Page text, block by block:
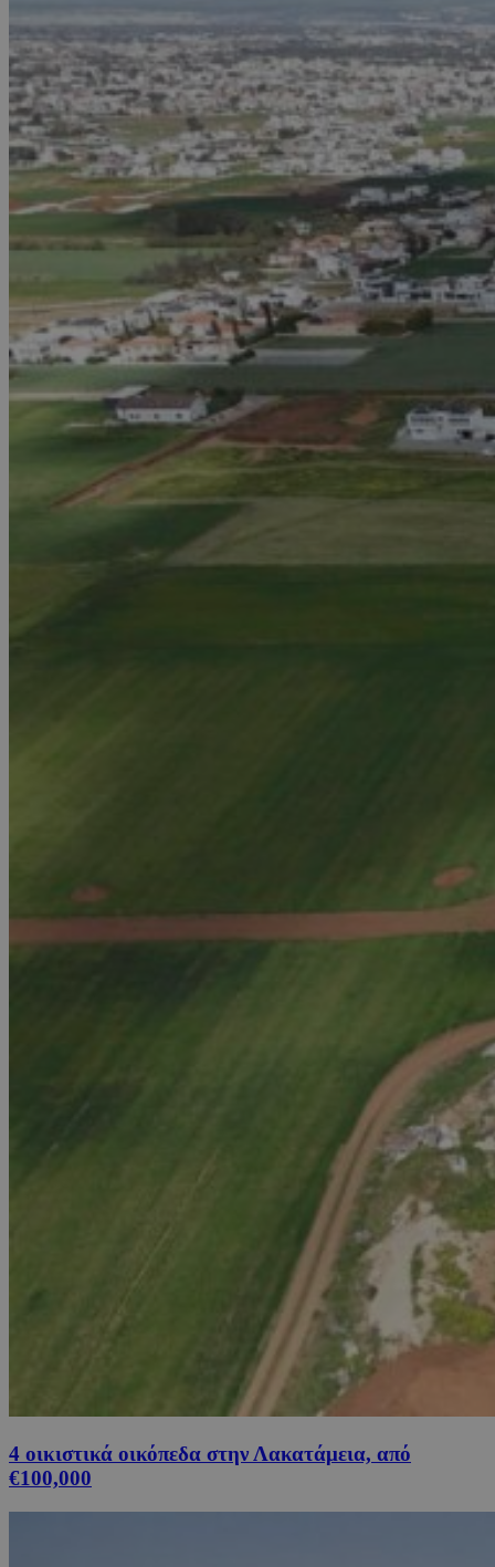
4 οικιστικά οικόπεδα στην Λακατάμεια, από
€100,000